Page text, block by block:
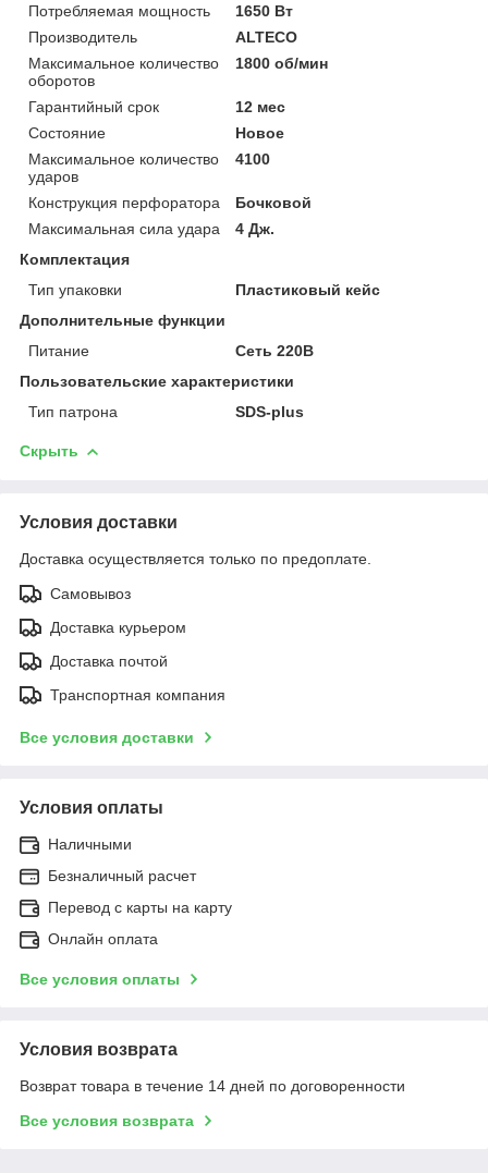
Потребляемая мощность
1650 Вт
Производитель
ALTECO
Максимальное количество
оборотов
1800 об/мин
Гарантийный срок
12 мес
Состояние
Новое
Максимальное количество
ударов
4100
Конструкция перфоратора
Бочковой
Максимальная сила удара
4 Дж.
Комплектация
Тип упаковки
Пластиковый кейс
Дополнительные функции
Питание
Сеть 220В
Пользовательские характеристики
Тип патрона
SDS-plus
Скрыть
Условия доставки
Доставка осуществляется только по предоплате.
Самовывоз
Доставка курьером
Доставка почтой
Транспортная компания
Все условия доставки
Условия оплаты
Наличными
Безналичный расчет
Перевод с карты на карту
Онлайн оплата
Все условия оплаты
Условия возврата
Возврат товара в течение 14 дней по договоренности
Все условия возврата